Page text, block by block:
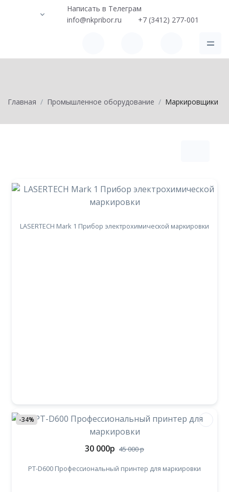
Написать в Телеграм
info@nkpribor.ru
+7 (3412) 277-001
Главная Промышленное оборудование Маркировщики
LASERTECH Mark 1 Прибор электрохимической маркировки
-34%
30 000p 45 000p
PT-D600 Профессиональный принтер для маркировки